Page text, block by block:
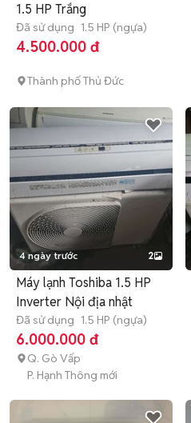
1.5 HP Trắng
Đã sử dụng 1.5 HP (ngựa)
4.500.000 đ
Thành phố Thủ Đức
4 ngày trước 2
Máy lạnh Toshiba 1.5 HP
Inverter Nội địa nhật
Đã sử dụng 1.5 HP (ngựa)
6.000.000 đ
Q. Gò Vấp
P. Hạnh Thông mới